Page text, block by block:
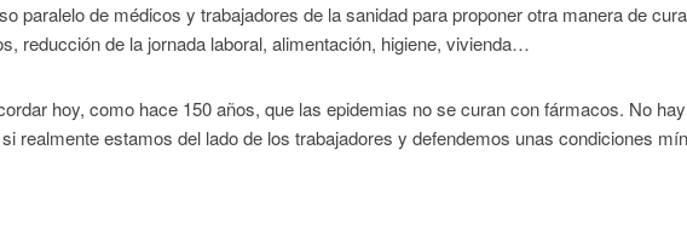
paralelo de médicos y trabajadores de la sanidad para proponer otra manera de
reducción de la jornada laboral, alimentación, higiene, vivienda…
hoy, como hace 150 años, que las epidemias no se curan con fármacos. No hay
realmente estamos del lado de los trabajadores y defendemos unas condiciones